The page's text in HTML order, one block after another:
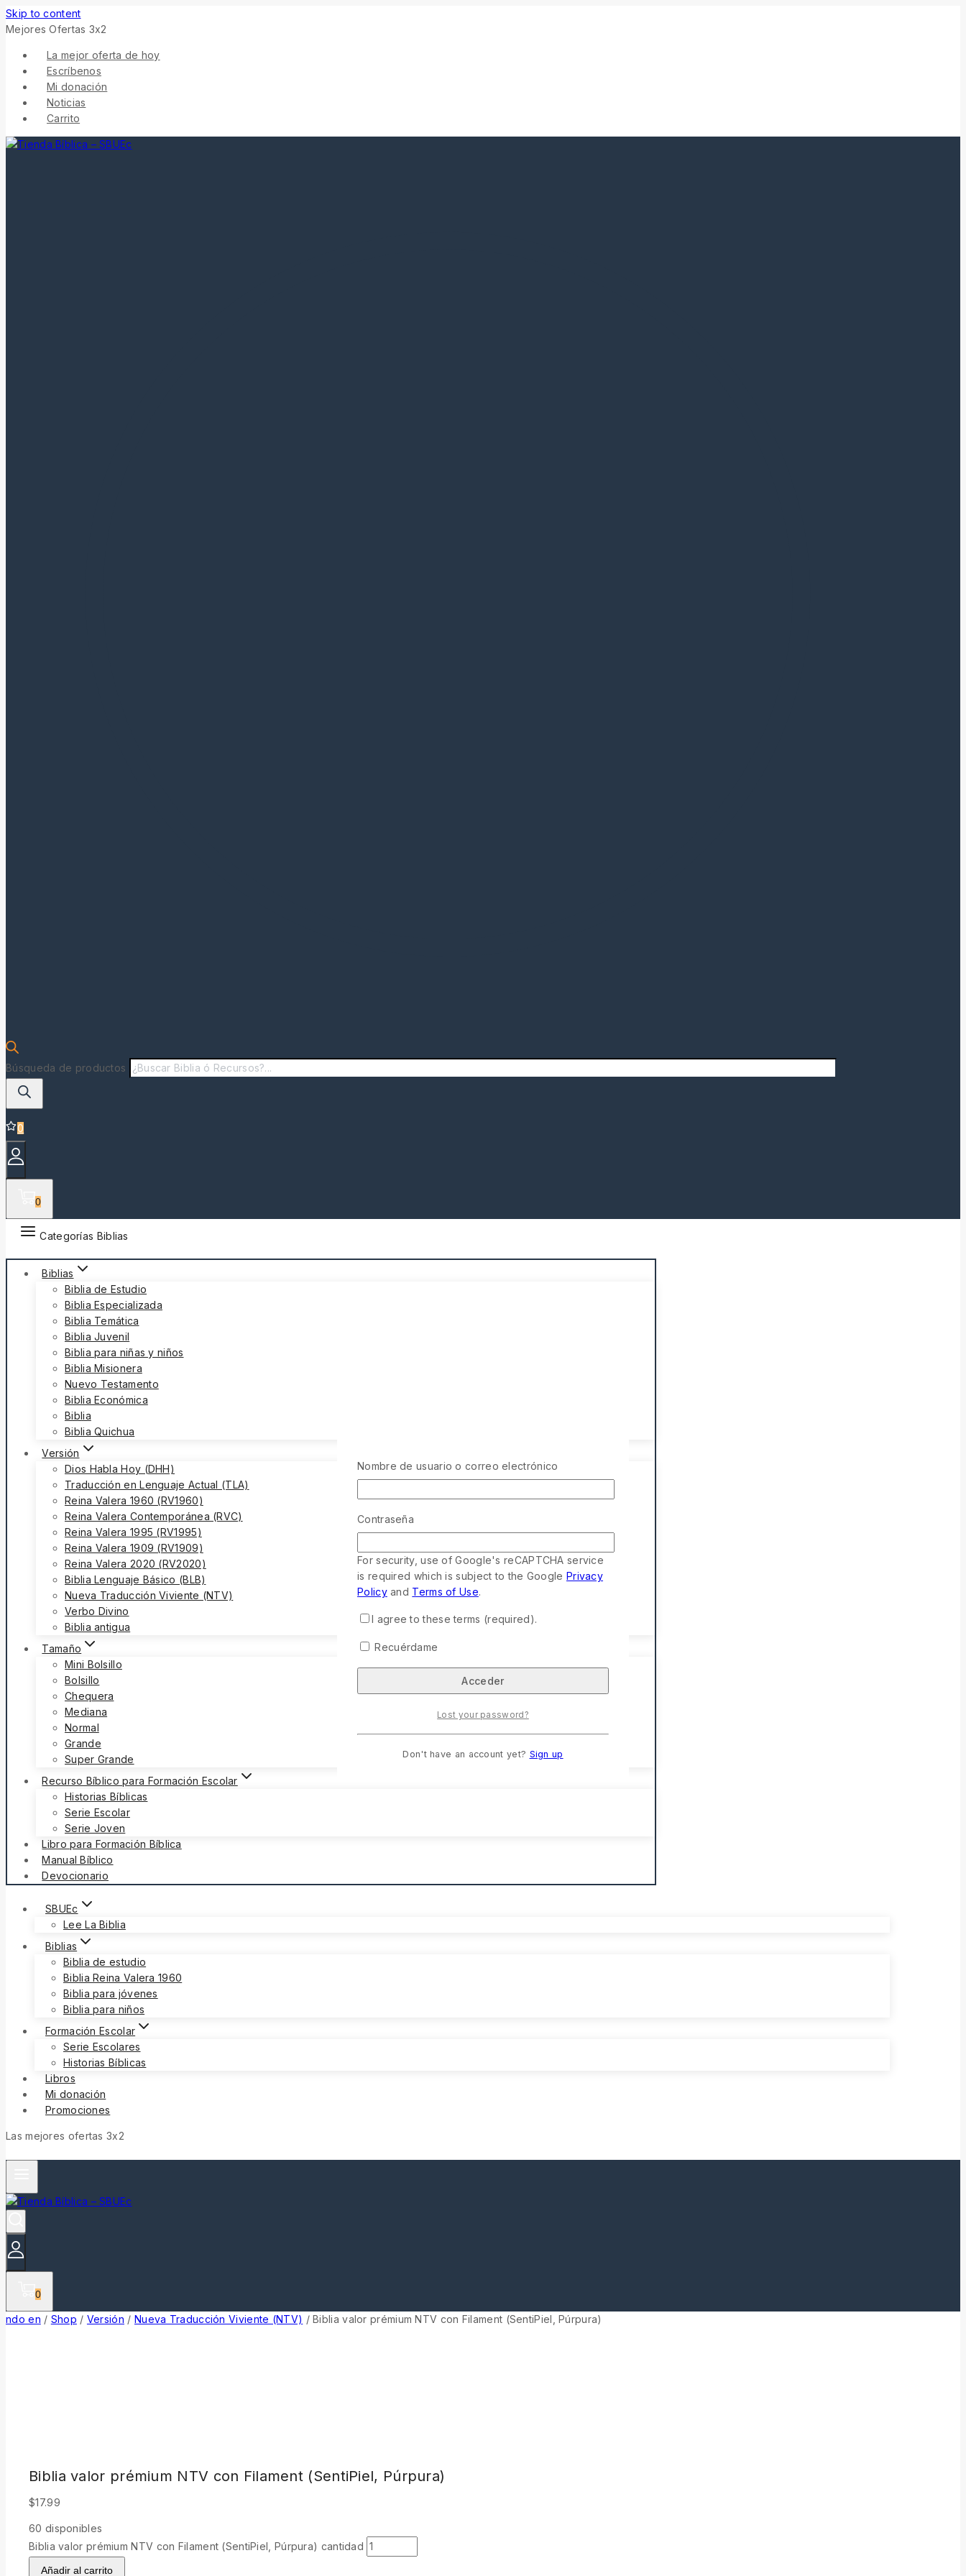
Skip to content
Mejores Ofertas 3x2
La mejor oferta de hoy
Escríbenos
Mi donación
Noticias
Carrito
Búsqueda de productos
0
0
Categorías Biblias
Biblias
Biblia de Estudio
Biblia Especializada
Biblia Temática
Biblia Juvenil
Biblia para niñas y niños
Biblia Misionera
Nuevo Testamento
Biblia Económica
Biblia
Biblia Quichua
Versión
Dios Habla Hoy (DHH)
Traducción en Lenguaje Actual (TLA)
Reina Valera 1960 (RV1960)
Reina Valera Contemporánea (RVC)
Reina Valera 1995 (RV1995)
Reina Valera 1909 (RV1909)
Reina Valera 2020 (RV2020)
Biblia Lenguaje Básico (BLB)
Nueva Traducción Viviente (NTV)
Verbo Divino
Biblia antigua
Tamaño
Mini Bolsillo
Bolsillo
Chequera
Mediana
Normal
Grande
Super Grande
Recurso Bíblico para Formación Escolar
Historias Bíblicas
Serie Escolar
Serie Joven
Libro para Formación Bíblica
Manual Bíblico
Devocionario
SBUEc
Lee La Biblia
Biblias
Biblia de estudio
Biblia Reina Valera 1960
Biblia para jóvenes
Biblia para niños
Formación Escolar
Serie Escolares
Historias Bíblicas
Libros
Mi donación
Promociones
Las mejores ofertas 3x2
0
ndo en / Shop / Versión / Nueva Traducción Viviente (NTV) / Biblia valor prémium NTV con Filament (SentiPiel, Púrpura)
Biblia valor prémium NTV con Filament (SentiPiel, Púrpura)
$17.99
60 disponibles
Biblia valor prémium NTV con Filament (SentiPiel, Púrpura) cantidad
Añadir al carrito
Nombre de usuario o correo electrónico
Contraseña
For security, use of Google's reCAPTCHA service
is required which is subject to the Google Privacy
Policyand Terms of Use.
I agree to these terms (required).
Recuérdame
Lost your password?
Don't have an account yet? Sign up